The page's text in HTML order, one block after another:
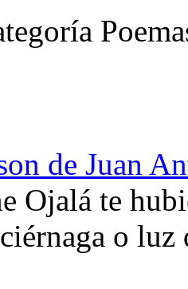
de Juan
Ojalá te
o